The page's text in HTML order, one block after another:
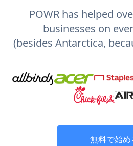
POWR has helped
businesses on
(besides Antarctica,
無料で始め